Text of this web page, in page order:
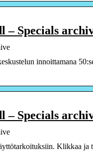
Specials
innoittamana
Specials
Klikkaa ja